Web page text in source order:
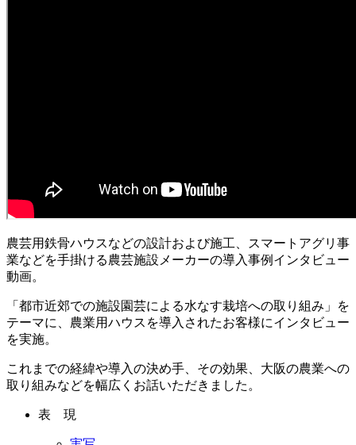
農芸用鉄骨ハウスなどの設計および施工、スマートアグリ事
業などを手掛ける農芸施設メーカーの導入事例インタビュー
動画。
「都市近郊での施設園芸による水なす栽培への取り組み」を
テーマに、農業用ハウスを導入されたお客様にインタビュー
を実施。
これまでの経緯や導入の決め手、その効果、大阪の農業への
取り組みなどを幅広くお話いただきました。
表 現